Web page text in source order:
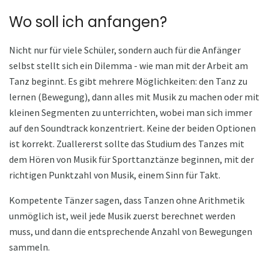
Wo soll ich anfangen?
Nicht nur für viele Schüler, sondern auch für die Anfänger
selbst stellt sich ein Dilemma - wie man mit der Arbeit am
Tanz beginnt. Es gibt mehrere Möglichkeiten: den Tanz zu
lernen (Bewegung), dann alles mit Musik zu machen oder mit
kleinen Segmenten zu unterrichten, wobei man sich immer
auf den Soundtrack konzentriert. Keine der beiden Optionen
ist korrekt. Zuallererst sollte das Studium des Tanzes mit
dem Hören von Musik für Sporttanztänze beginnen, mit der
richtigen Punktzahl von Musik, einem Sinn für Takt.
Kompetente Tänzer sagen, dass Tanzen ohne Arithmetik
unmöglich ist, weil jede Musik zuerst berechnet werden
muss, und dann die entsprechende Anzahl von Bewegungen
sammeln.